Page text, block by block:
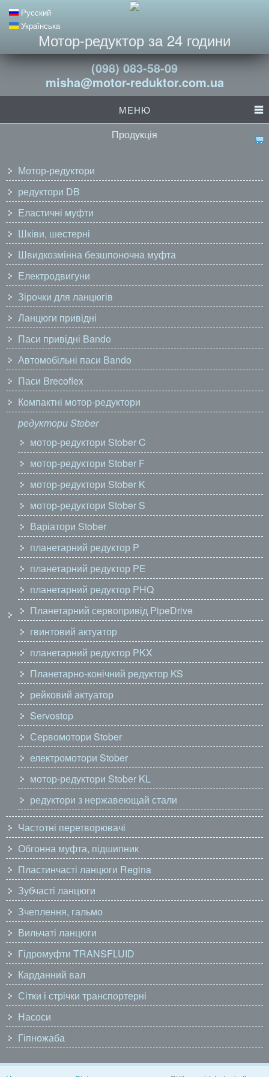
Русский
Українська
Мотор-редуктор за 24 години
(098) 083-58-09
misha@motor-reduktor.com.ua
МЕНЮ
Продукція
Мотор-редуктори
редуктори DB
Еластичні муфти
Шківи, шестерні
Швидкозмінна безшпоночна муфта
Електродвигуни
Зірочки для ланцюгів
Ланцюги привідні
Паси привідні Bando
Автомобільні паси Bando
Паси Brecoflex
Компактні мотор-редуктори
редуктори Stober
мотор-редуктори Stober C
мотор-редуктори Stober F
мотор-редуктори Stober K
мотор-редуктори Stober S
Варіатори Stober
планетарний редуктор P
планетарний редуктор PE
планетарний редуктор PHQ
Планетарний сервопривід PipeDrive
гвинтовий актуатор
планетарний редуктор PKX
Планетарно-конічний редуктор KS
рейковий актуатор
Servostop
Сервомотори Stober
електромотори Stober
мотор-редуктори Stober KL
редуктори з нержавеющай стали
Частотні перетворювачі
Обгонна муфта, підшипник
Пластинчасті ланцюги Regina
Зубчасті ланцюги
Зчеплення, гальмо
Вильчаті ланцюги
Гідромуфти TRANSFLUID
Карданний вал
Сітки і стрічки транспортерні
Насоси
Гіпножаба